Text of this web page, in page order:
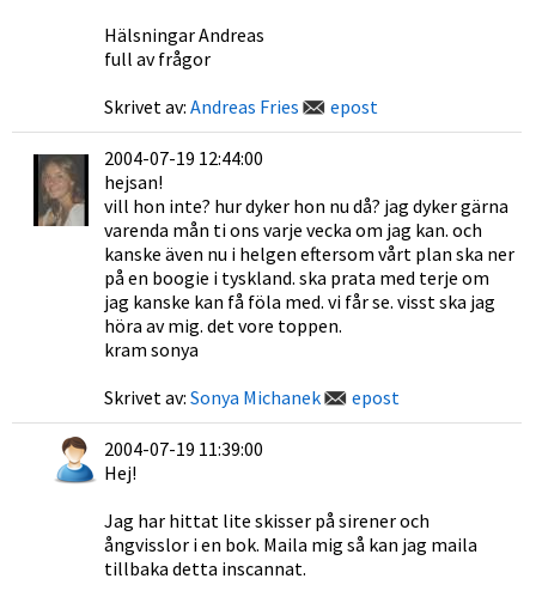
Hälsningar Andreas
full av frågor
Skrivet av: Andreas Fries epost
2004-07-19 12:44:00
hejsan!
vill hon inte? hur dyker hon nu då? jag dyker gärna
varenda mån ti ons varje vecka om jag kan. och
kanske även nu i helgen eftersom vårt plan ska ner
på en boogie i tyskland. ska prata med terje om
jag kanske kan få föla med. vi får se. visst ska jag
höra av mig. det vore toppen.
kram sonya
Skrivet av: Sonya Michanek epost
2004-07-19 11:39:00
Hej!
Jag har hittat lite skisser på sirener och
ångvisslor i en bok. Maila mig så kan jag maila
tillbaka detta inscannat.